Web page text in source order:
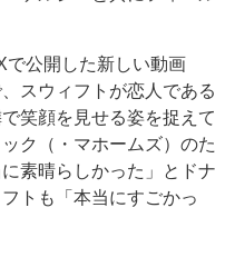
公開した新しい動画
スウィフトが恋人である
笑顔を見せる姿を捉えて
ク（・マホームズ）のた
素晴らしかった」とドナ
トも「本当にすごかっ